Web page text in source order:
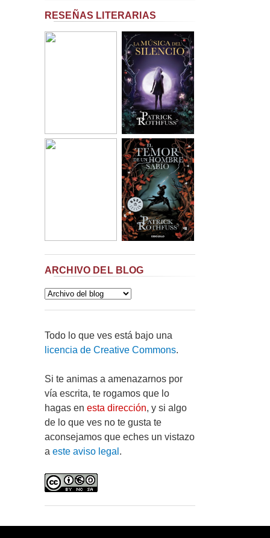
RESEÑAS LITERARIAS
ARCHIVO DEL BLOG
Todo lo que ves está bajo una
licencia de Creative Commons.
Si te animas a amenazarnos por
vía escrita, te rogamos que lo
hagas en esta dirección, y si algo
de lo que ves no te gusta te
aconsejamos que eches un vistazo
a este aviso legal .